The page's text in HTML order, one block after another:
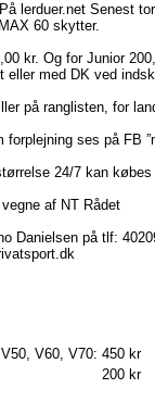
lerduer.net Senest
60 skytter.
kr. Og for Junior
eller med DK ved
på ranglisten, for
forplejning ses på FB
24/7 kan købes
af NT Rådet
Danielsen på tlf:
V60, V70: 450 kr
200 kr